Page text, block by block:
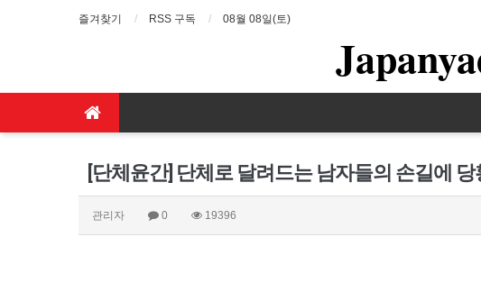
즐겨찾기 RSS 구독 08월 08일(토)
[단체윤간] 단체로 달려드는 남자들의 손길에
관리자 0 19396